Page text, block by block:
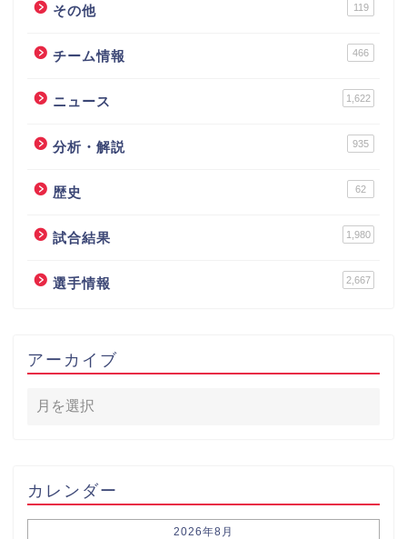
その他 119
チーム情報 466
ニュース 1,622
分析・解説 935
歴史 62
試合結果 1,980
選手情報 2,667
アーカイブ
カレンダー
2026年8月